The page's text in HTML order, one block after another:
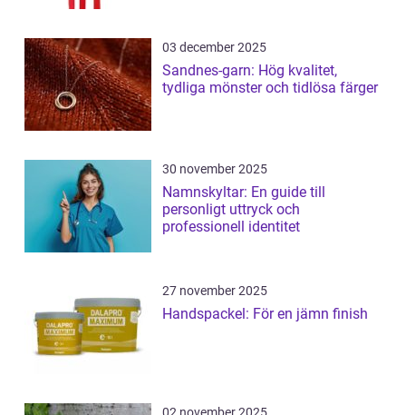
03 december 2025
Sandnes-garn: Hög kvalitet,
tydliga mönster och tidlösa färger
30 november 2025
Namnskyltar: En guide till
personligt uttryck och
professionell identitet
27 november 2025
Handspackel: För en jämn finish